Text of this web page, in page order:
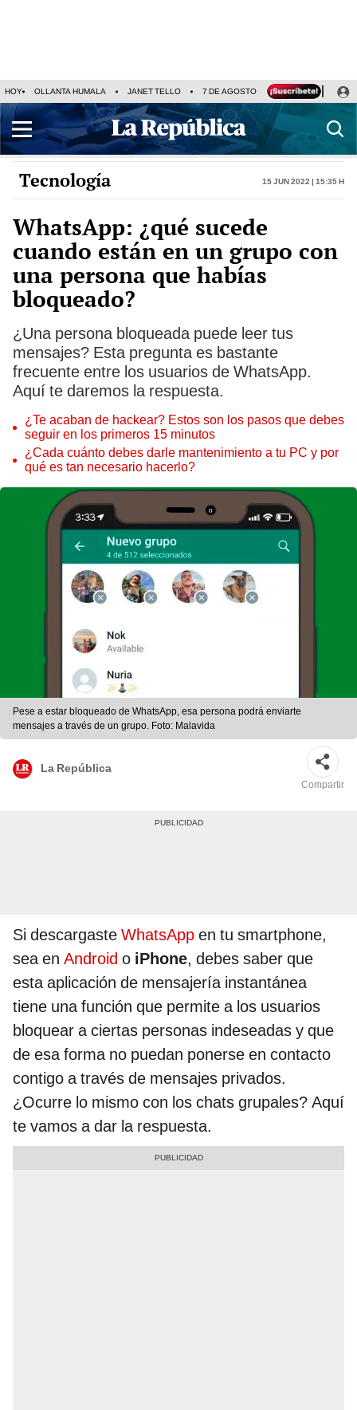
HOY OLLANTA HUMALA JANET TELLO 7 DE AGOSTO TINKA RESULTADOS
Tecnología 15 Jun 2022 | 15:35 h
WhatsApp: ¿qué sucede
cuando están en un grupo con
una persona que habías
bloqueado?
¿Una persona bloqueada puede leer tus
mensajes? Esta pregunta es bastante
frecuente entre los usuarios de WhatsApp.
Aquí te daremos la respuesta.
¿Te acaban de hackear? Estos son los pasos que debes
seguir en los primeros 15 minutos
¿Cada cuánto debes darle mantenimiento a tu PC y por
qué es tan necesario hacerlo?
Pese a estar bloqueado de WhatsApp, esa persona podrá enviarte
mensajes a través de un grupo. Foto: Malavida
La República
Compartir
Si descargaste WhatsApp en tu smartphone,
sea en Android o iPhone, debes saber que
esta aplicación de mensajería instantánea
tiene una función que permite a los usuarios
bloquear a ciertas personas indeseadas y que
de esa forma no puedan ponerse en contacto
contigo a través de mensajes privados.
¿Ocurre lo mismo con los chats grupales? Aquí
te vamos a dar la respuesta.